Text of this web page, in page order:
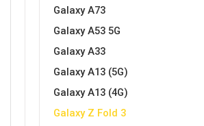
Galaxy A73
Galaxy A53 5G
Galaxy A33
Galaxy A13 (5G)
Galaxy A13 (4G)
Galaxy Z Fold 3
Za njega